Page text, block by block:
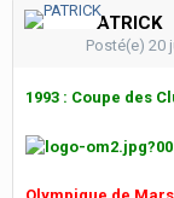
PATRICK
Posté(e) 20
1993 : Coupe des